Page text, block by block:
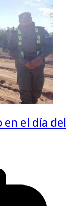
en el día del